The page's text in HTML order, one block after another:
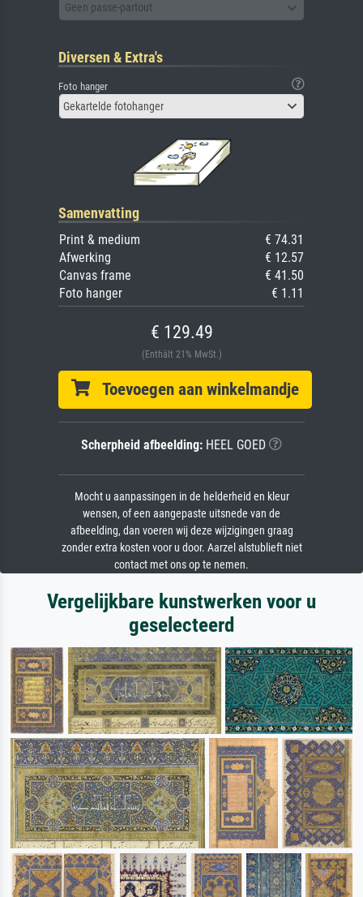
Geen passe-partout
Diversen & Extra's
Foto hanger
Gekartelde fotohanger
Samenvatting
Print & medium
€ 74.31
Afwerking
€ 12.57
Canvas frame
€ 41.50
Foto hanger
€ 1.11
€ 129.49
(Enthält 21% MwSt.)
Toevoegen aan winkelmandje
Scherpheid afbeelding: HEEL GOED
Mocht u aanpassingen in de helderheid en kleur
wensen, of een aangepaste uitsnede van de
afbeelding, dan voeren wij deze wijzigingen graag
zonder extra kosten voor u door. Aarzel alstublieft niet
contact met ons op te nemen.
Vergelijkbare kunstwerken voor u
geselecteerd